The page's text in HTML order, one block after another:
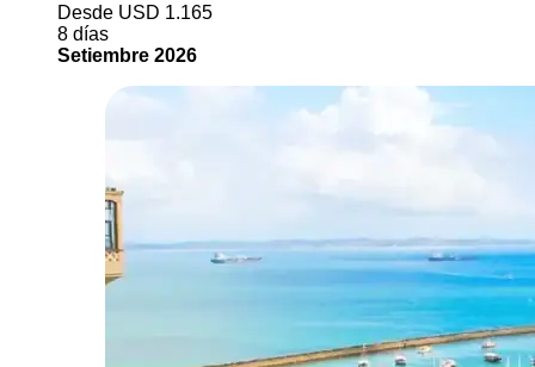
Desde USD 1.165
8 días
Setiembre 2026